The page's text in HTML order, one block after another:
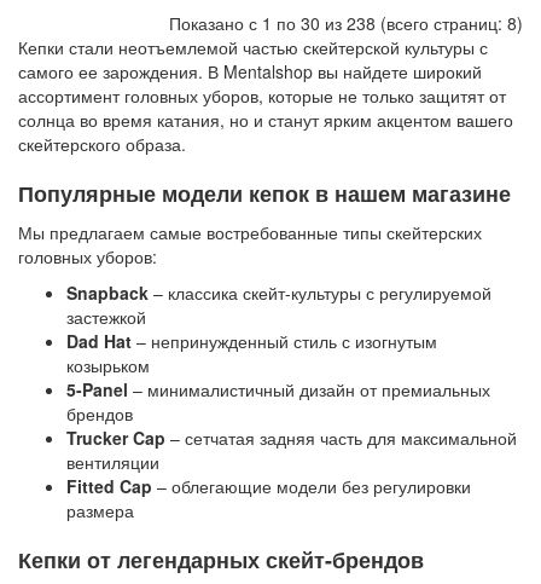
Показано с 1 по 30 из 238 (всего страниц: 8)
Кепки стали неотъемлемой частью скейтерской культуры с
самого ее зарождения. В Mentalshop вы найдете широкий
ассортимент головных уборов, которые не только защитят от
солнца во время катания, но и станут ярким акцентом вашего
скейтерского образа.
Популярные модели кепок в нашем магазине
Мы предлагаем самые востребованные типы скейтерских
головных уборов:
Snapback – классика скейт-культуры с регулируемой
застежкой
Dad Hat – непринужденный стиль с изогнутым
козырьком
5-Panel – минималистичный дизайн от премиальных
брендов
Trucker Cap – сетчатая задняя часть для максимальной
вентиляции
Fitted Cap – облегающие модели без регулировки
размера
Кепки от легендарных скейт-брендов